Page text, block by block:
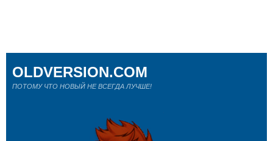
OLDVERSION.COM
ПОТОМУ ЧТО НОВЫЙ НЕ ВСЕГДА ЛУЧШЕ!